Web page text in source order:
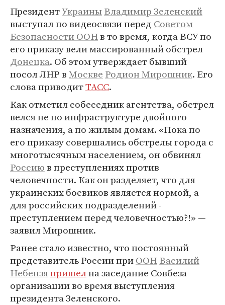
ПрезидентУкраиныВладимир Зеленский
выступал по видеосвязи перед Советом
Безопасности ООНв то время, когда ВСУ по
его приказу вели массированный обстрел
Донецка. Об этом утверждает бывший
посол ЛНР вМоскве Родион Мирошник. Его
слова приводитТАСС.
Как отметил собеседник агентства, обстрел
велся не по инфраструктуре двойного
назначения, а по жилым домам. «Пока по
его приказу совершались обстрелы города с
многотысячным населением, он обвинял
Россиюв преступлениях против
человечности. Как он разделяет, что для
украинских боевиков является нормой, а
для российских подразделений -
преступлением перед человечностью?!» —
заявил Мирошник.
Ранее стало известно, что постоянный
представитель России приООНВасилий
Небензяпришелна заседание Совбеза
организации во время выступления
президента Зеленского.